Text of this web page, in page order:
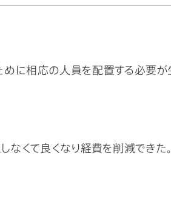
に相応の人員を配置する必要が
くて良くなり経費を削減できた。